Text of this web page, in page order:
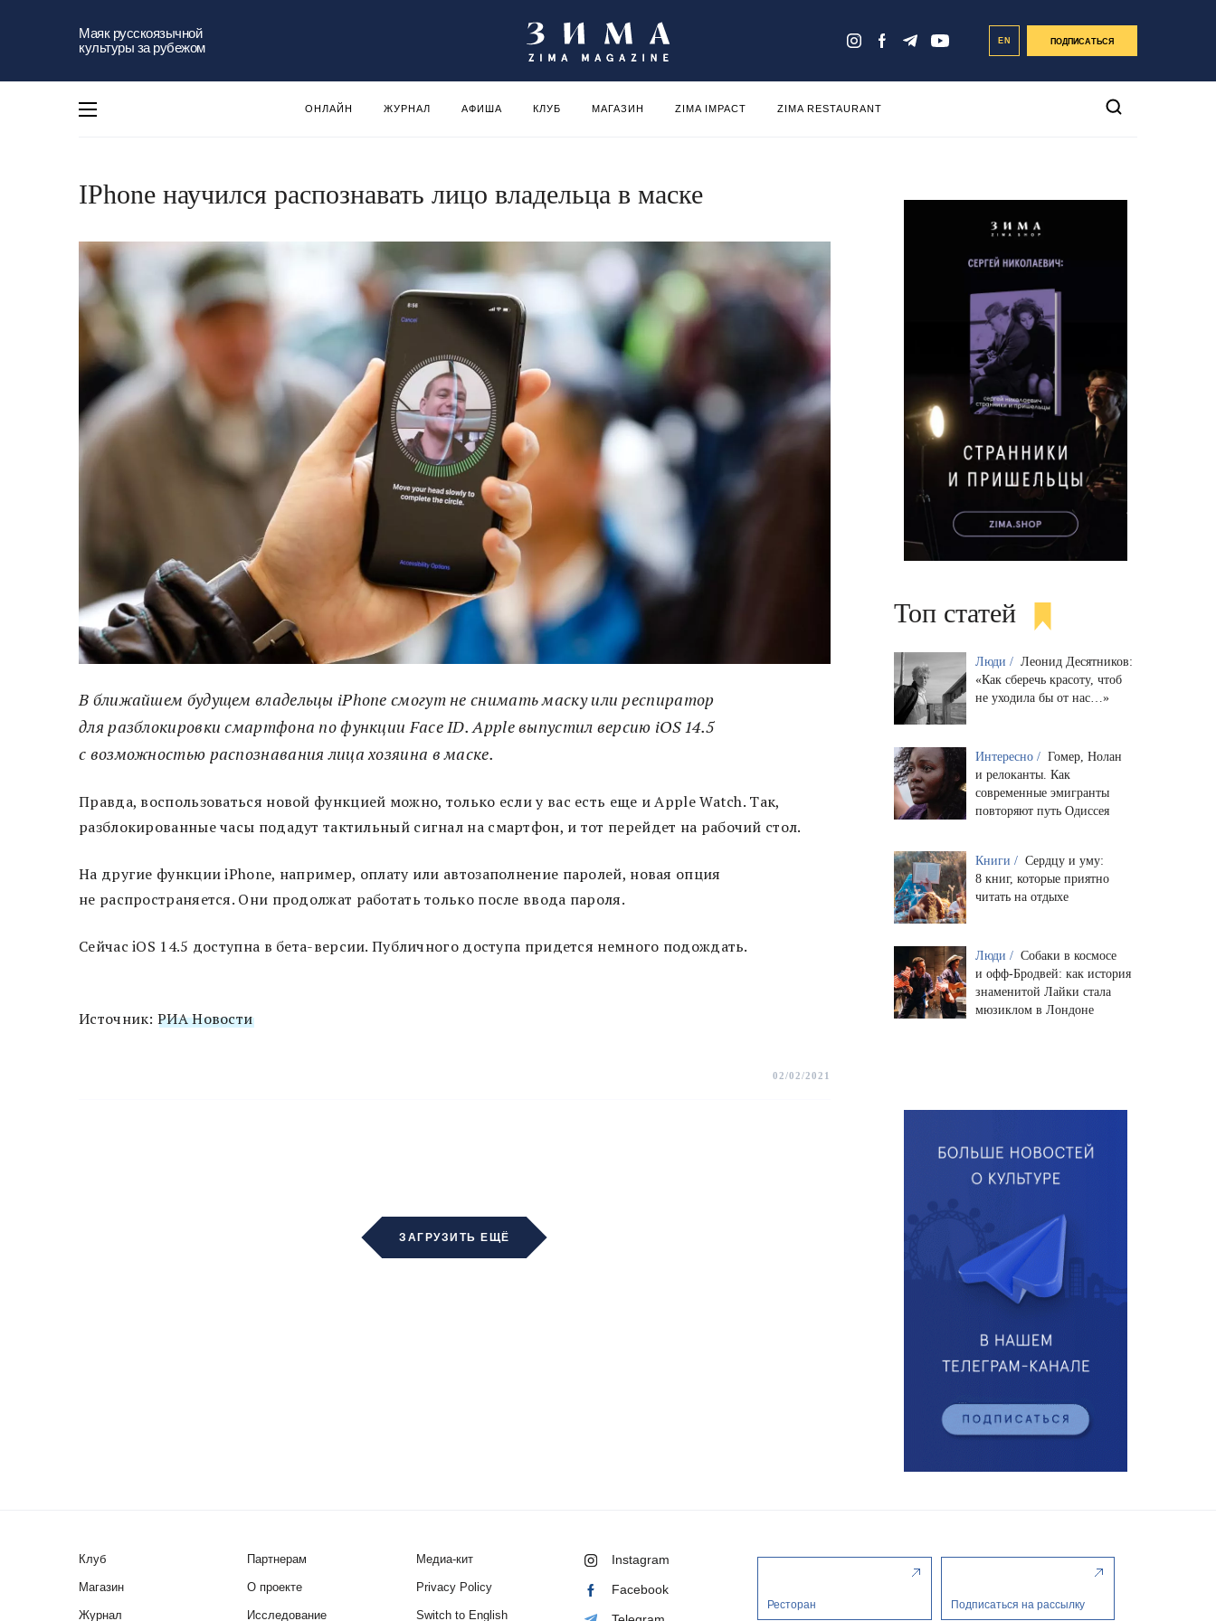
Маяк русскоязычной
культуры за рубежом
EN ПОДПИСАТЬСЯ
ОНЛАЙН ЖУРНАЛ АФИША КЛУБ МАГАЗИН ZIMA IMPACT ZIMA RESTAURANT
IPhone научился распознавать лицо владельца в маске
В ближайшем будущем владельцы iPhone смогут не снимать маску или респиратор
для разблокировки смартфона по функции Face ID. Apple выпустил версию iOS 14.5
с возможностью распознавания лица хозяина в маске.
Правда, воспользоваться новой функцией можно, только если у вас есть еще и Apple Watch. Так,
разблокированные часы подадут тактильный сигнал на смартфон, и тот перейдет на рабочий стол.
На другие функции iPhone, например, оплату или автозаполнение паролей, новая опция
не распространяется. Они продолжат работать только после ввода пароля.
Сейчас iOS 14.5 доступна в бета-версии. Публичного доступа придется немного подождать.
Источник: РИА Новости
02/02/2021
ЗАГРУЗИТЬ ЕЩЁ
Топ статей
Люди / Леонид Десятников:
«Как сберечь красоту, чтоб
не уходила бы от нас…»
Интересно / Гомер, Нолан
и релоканты. Как
современные эмигранты
повторяют путь Одиссея
Книги / Сердцу и уму:
8 книг, которые приятно
читать на отдыхе
Люди / Собаки в космосе
и офф-Бродвей: как история
знаменитой Лайки стала
мюзиклом в Лондоне
Клуб
Магазин
Журнал
Партнерам
О проекте
Исследование
Медиа-кит
Privacy Policy
Switch to English
Instagram
Facebook
Ресторан Подписаться на рассылку